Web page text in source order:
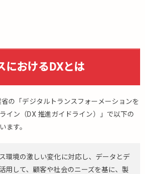
におけるDXとは
の「デジタルトランスフォーメーションを
イン（DX 推進ガイドライン）」で以下の
ます。
環境の激しい変化に対応し、データとデ
用して、顧客や社会のニーズを基に、製